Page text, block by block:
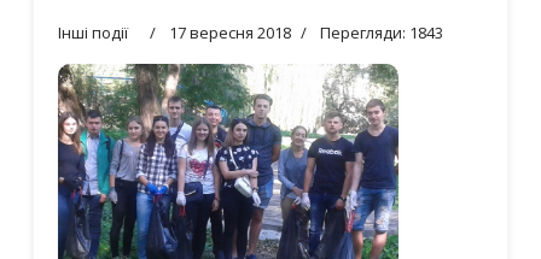
7
8
Інші події 17 вересня 2018 Перегляди: 1843